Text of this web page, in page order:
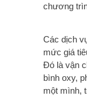
chương
Các dịch
mức giá
Đó là vận
bình oxy,
một mình,